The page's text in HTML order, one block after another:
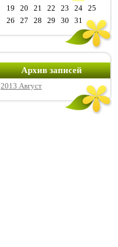
19
20 21 22 23 24 25
26
27 28 29 30 31
Архив записей
2013 Август